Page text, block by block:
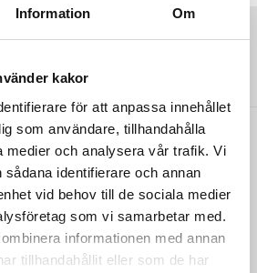
Information Om
kakor
för att anpassa innehållet
som användare, tillhandahålla
medier och analysera vår trafik. Vi
identifierare och annan
vid behov till de sociala medier
som vi samarbetar med.
informationen med annan
tillhandahållit eller som de har
är en regional filmfond med